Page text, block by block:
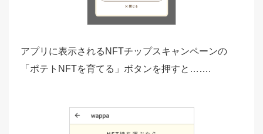
アプリに表示されるNFTチップスキャンペーンの
「ポテトNFTを育てる」ボタンを押すと…….